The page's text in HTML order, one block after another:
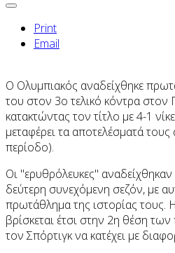
Print
Email
Ο Ολυμπιακός αναδείχθηκε
του στον 3ο τελικό κόντρα στον
κατακτώντας τον τίτλο με 4-1
μεταφέρει τα αποτελέσματά
περίοδο).
Οι "ερυθρόλευκες"
δεύτερη συνεχόμενη σεζόν, με
πρωτάθλημα της ιστορίας τους.
βρίσκεται έτσι στην 2η θέση
τον Σπόρτιγκ να κατέχει με